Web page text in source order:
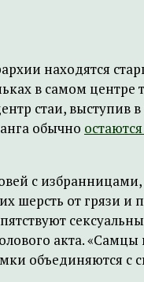
находятся
в самом центре
стаи, выступив в
обычно
с
от грязи и
акта.
объединяются с